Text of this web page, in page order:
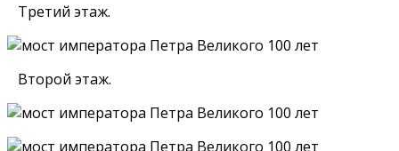
Третий этаж.
Второй этаж.